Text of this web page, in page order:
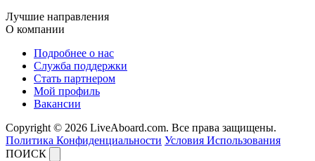
Лучшие направления
О компании
Подробнее о нас
Служба поддержки
Стать партнером
Мой профиль
Вакансии
Copyright © 2026 LiveAboard.com. Все права защищены.
Политика Конфиденциальности Условия Использования
ПОИСК